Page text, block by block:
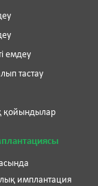
емдеу
тастау
қойындылар
имплантация